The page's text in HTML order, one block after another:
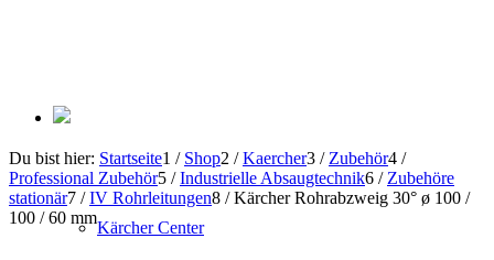
Kärcher Center
Du bist hier: Startseite1 / Shop2 / Kaercher3 / Zubehör4 /
Professional Zubehör5 / Industrielle Absaugtechnik6 / Zubehöre
stationär7 / IV Rohrleitungen8 / Kärcher Rohrabzweig 30° ø 100 /
100 / 60 mm